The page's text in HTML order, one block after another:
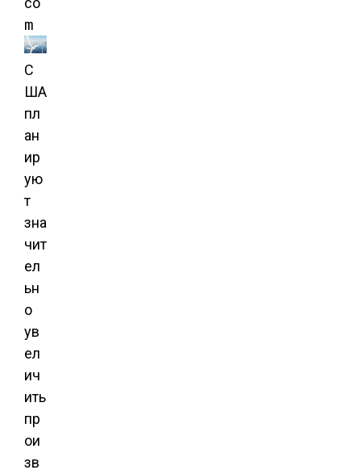
m
С
ША
пл
ан
ир
ую
т
зна
чит
ел
ьн
о
ув
ел
ич
ить
пр
ои
зв